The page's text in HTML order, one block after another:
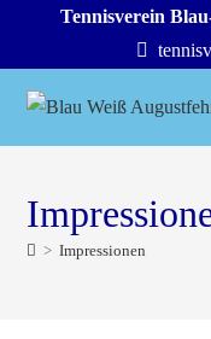
Tennisverein
> Impressionen